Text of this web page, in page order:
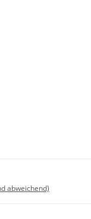
abweichend)